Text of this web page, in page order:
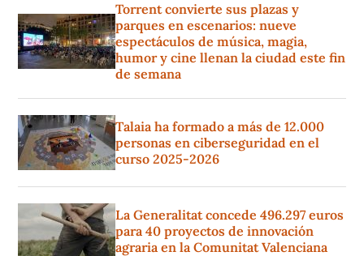
Torrent convierte sus plazas y
parques en escenarios: nueve
espectáculos de música, magia,
humor y cine llenan la ciudad este fin
de semana
Talaia ha formado a más de 12.000
personas en ciberseguridad en el
curso 2025-2026
La Generalitat concede 496.297 euros
para 40 proyectos de innovación
agraria en la Comunitat Valenciana